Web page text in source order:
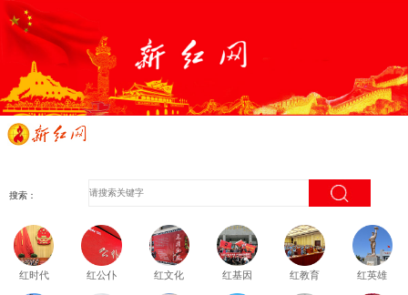
搜索：
红时代 红公仆 红文化 红基因 红教育 红英雄